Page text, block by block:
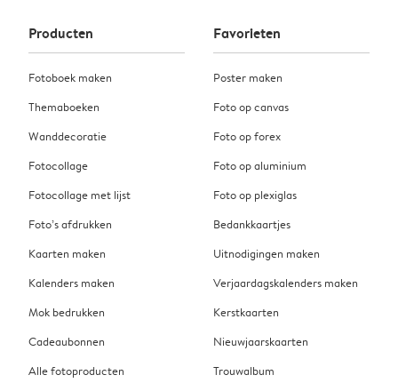
Producten
Fotoboek maken
Themaboeken
Wanddecoratie
Fotocollage
Fotocollage met lijst
Foto’s afdrukken
Kaarten maken
Kalenders maken
Mok bedrukken
Cadeaubonnen
Alle fotoproducten
Favorieten
Poster maken
Foto op canvas
Foto op forex
Foto op aluminium
Foto op plexiglas
Bedankkaartjes
Uitnodigingen maken
Verjaardagskalenders maken
Kerstkaarten
Nieuwjaarskaarten
Trouwalbum